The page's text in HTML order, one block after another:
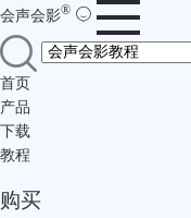
会声会影®
首页
产品
下载
教程
购买